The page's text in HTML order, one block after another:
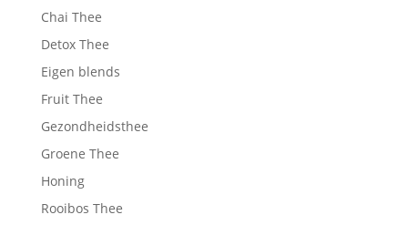
Chai Thee
Detox Thee
Eigen blends
Fruit Thee
Gezondheidsthee
Groene Thee
Honing
Rooibos Thee